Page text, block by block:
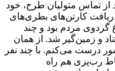
از تماس متولیان طرح، خود
کارتن‌های بطری‌های
گردوی مردم بود و چند
و زمین‌گیر شد. از همان
درست می‌کنم. با چند نفر
رب‌پزی هم راه